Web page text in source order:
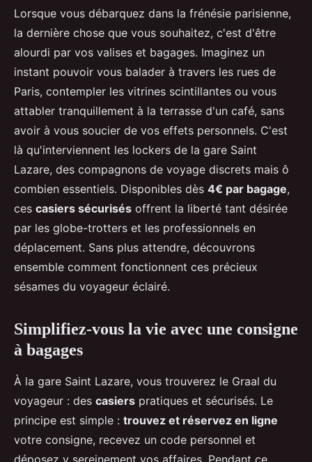
Lorsque vous débarquez dans la frénésie parisienne,
la dernière chose que vous souhaitez, c'est d'être
alourdi par vos valises et bagages. Imaginez un
instant pouvoir vous balader à travers les rues de
Paris, contempler les vitrines scintillantes ou vous
attabler tranquillement à la terrasse d'un café, sans
avoir à vous soucier de vos effets personnels. C'est
là qu'interviennent les lockers de la gare Saint
Lazare, des compagnons de voyage discrets mais ô
combien essentiels. Disponibles dès 4€ par bagage,
ces casiers sécurisés offrent la liberté tant désirée
par les globe-trotters et les professionnels en
déplacement. Sans plus attendre, découvrons
ensemble comment fonctionnent ces précieux
sésames du voyageur éclairé.
Simplifiez-vous la vie avec une consigne
à bagages
À la gare Saint Lazare, vous trouverez le Graal du
voyageur : des casiers pratiques et sécurisés. Le
principe est simple : trouvez et réservez en ligne
votre consigne, recevez un code personnel et